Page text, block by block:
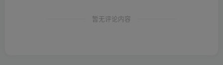
暂无评论内容